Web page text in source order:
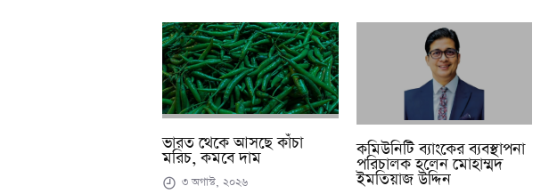
ভারত থেকে আসছে কাঁচা
মরিচ, কমবে দাম
৩ অগাস্ট, ২০২৬
কমিউনিটি ব্যাংকের ব্যবস্থাপনা
পরিচালক হলেন মোহাম্মদ
ইমতিয়াজ উদ্দিন